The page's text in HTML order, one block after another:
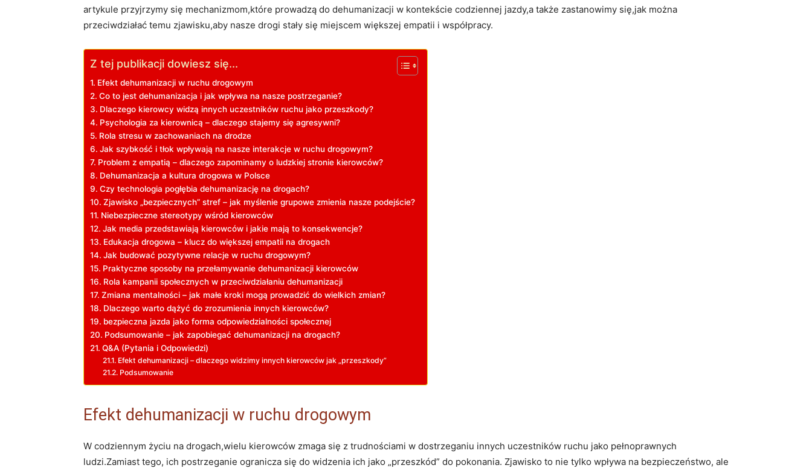
artykule przyjrzymy się mechanizmom,które⁢ prowadzą do‌ dehumanizacji w kontekście ‍codziennej jazdy,a także⁤ zastanowimy się,jak ⁣można
przeciwdziałać temu zjawisku,aby nasze drogi stały się miejscem większej empatii i współpracy.
Z tej publikacji dowiesz się...
Efekt dehumanizacji ⁣w ruchu drogowym
Co to jest dehumanizacja i jak wpływa na nasze postrzeganie?
Dlaczego kierowcy widzą⁢ innych uczestników ruchu jako przeszkody?
Psychologia za kierownicą⁣ – ⁢dlaczego stajemy się agresywni?
Rola ‌stresu w zachowaniach na drodze
Jak szybkość i tłok wpływają na nasze interakcje⁢ w ruchu drogowym?
Problem z empatią – dlaczego zapominamy o ludzkiej stronie kierowców?
Dehumanizacja a ⁢kultura drogowa w Polsce
Czy technologia ⁢pogłębia dehumanizację na drogach?
Zjawisko „bezpiecznych” stref‍ – jak myślenie grupowe zmienia nasze podejście?
Niebezpieczne stereotypy ‍wśród kierowców
Jak media przedstawiają‍ kierowców i jakie mają to konsekwencje?
Edukacja drogowa – klucz do większej empatii na‍ drogach
Jak‌ budować pozytywne relacje w ruchu drogowym?
Praktyczne sposoby‌ na przełamywanie dehumanizacji kierowców
Rola kampanii społecznych w przeciwdziałaniu⁢ dehumanizacji
Zmiana mentalności – jak małe kroki mogą prowadzić do wielkich zmian?
Dlaczego warto dążyć‌ do zrozumienia innych kierowców?
bezpieczna jazda jako forma odpowiedzialności ⁢społecznej
Podsumowanie – jak zapobiegać dehumanizacji na drogach?
Q&A (Pytania i Odpowiedzi)
Efekt dehumanizacji – dlaczego widzimy innych kierowców jak „przeszkody”
Podsumowanie
Efekt dehumanizacji ⁣w ruchu drogowym
W codziennym⁣ życiu na​ drogach,wielu kierowców zmaga się z trudnościami w ⁢dostrzeganiu‌ innych uczestników ruchu jako pełnoprawnych
ludzi.Zamiast tego, ich postrzeganie ogranicza się do⁢ widzenia ich jako „przeszkód” ​do pokonania. Zjawisko to nie ‌tylko wpływa na bezpieczeństwo, ale‍